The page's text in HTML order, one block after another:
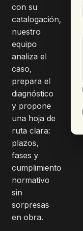
con su
catalogación,
nuestro
equipo
analiza el
caso,
prepara el
diagnóstico
y propone
una hoja de
ruta clara:
plazos,
fases y
cumplimiento
normativo
sin
sorpresas
en obra.